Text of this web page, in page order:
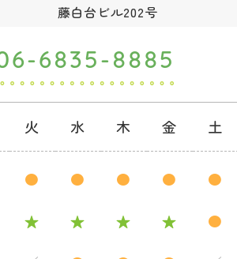
藤白台ビル202号
6835-8885
火 水 木 金 土
● ● ● ● ●
★ ★ ★ ★ ●